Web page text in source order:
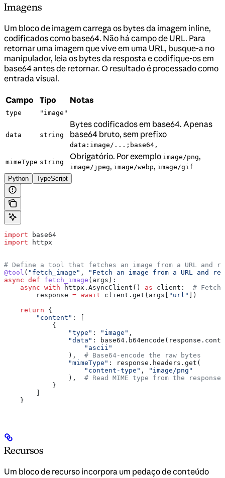
Imagens
Um bloco de imagem carrega os bytes da imagem inline,
codificados como base64. Não há campo de URL. Para
retornar uma imagem que vive em uma URL, busque-a no
manipulador, leia os bytes da resposta e codifique-os em
base64 antes de retornar. O resultado é processado como
entrada visual.
Campo Tipo Notas
type "image"
data string
Bytes codificados em base64. Apenas
base64 bruto, sem prefixo
data:image/...;base64,
mimeType string
Obrigatório. Por exemplo image/png,
image/jpeg, image/webp, image/gif
Python
TypeScript
import base64
import httpx
# Define a tool that fetches an image from a URL and
@tool ( "fetch_image" ,
"Fetch an image from a URL and
async def fetch_image ( args ):
    async
with httpx.AsyncClient() as client: # Fetch
        response
= await client.get(args[ "url"
])
    return
{
        "content"
: [
            {
                "type"
: "image" ,
                "data"
:
                    "ascii"
                ),
# Base64-encode the raw bytes
                "mimeType"
: response.headers.get(
                    "content-type"
,
"image/png"
                ),
# Read MIME type from the response
            }
    }
Recursos
Um bloco de recurso incorpora um pedaço de conteúdo